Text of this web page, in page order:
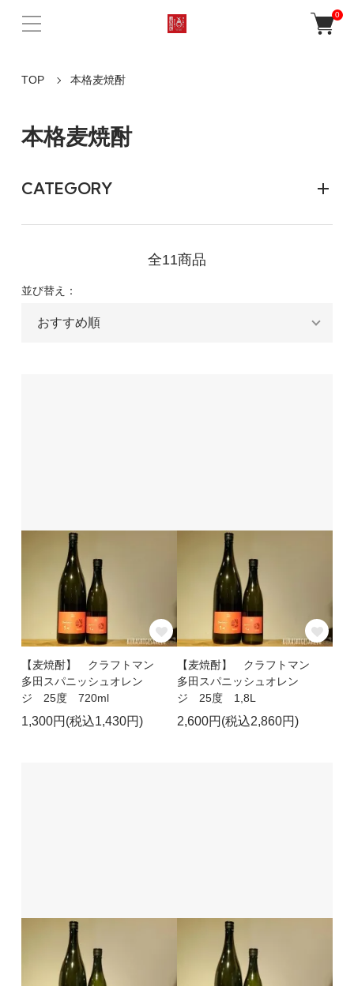
0
TOP 本格麦焼酎
本格麦焼酎
CATEGORY
全11商品
並び替え：
【麦焼酎】 クラフトマン
多田スパニッシュオレン
ジ 25度 720ml
1,300円(税込1,430円)
【麦焼酎】 クラフトマン
多田スパニッシュオレン
ジ 25度 1,8L
2,600円(税込2,860円)